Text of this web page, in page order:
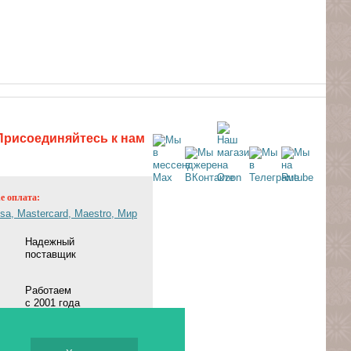
к нам
оплата:
Надежный
поставщик
Работаем
с 2001 года